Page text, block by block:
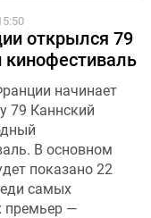
открылся 79
кинофестиваль
начинает
79 Каннский
В основном
показано 22
самых
—